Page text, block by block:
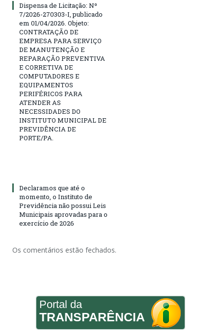
Dispensa de Licitação: Nº
7/2026-270303-I, publicado
em 01/04/2026. Objeto:
CONTRATAÇÃO DE
EMPRESA PARA SERVIÇO
DE MANUTENÇÃO E
REPARAÇÃO PREVENTIVA
E CORRETIVA DE
COMPUTADORES E
EQUIPAMENTOS
PERIFÉRICOS PARA
ATENDER AS
NECESSIDADES DO
INSTITUTO MUNICIPAL DE
PREVIDÊNCIA DE
PORTE/PA.
Declaramos que até o
momento, o Instituto de
Previdência não possui Leis
Municipais aprovadas para o
exercício de 2026
Os comentários estão fechados.
Portal da
TRANSPARÊNCIA